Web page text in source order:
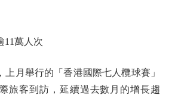
萬人次
月舉行的「香港國際七人欖球賽」
旅客到訪，延續過去數月的增長趨